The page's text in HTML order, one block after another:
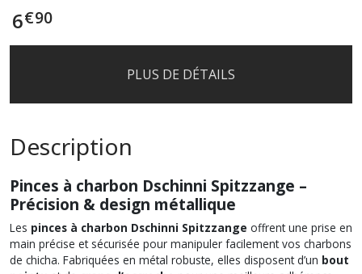
6€90
PLUS DE DÉTAILS
Description
Pinces à charbon Dschinni Spitzzange –
Précision & design métallique
Les pinces à charbon Dschinni Spitzzange offrent une prise en
main précise et sécurisée pour manipuler facilement vos charbons
de chicha. Fabriquées en métal robuste, elles disposent d’un bout